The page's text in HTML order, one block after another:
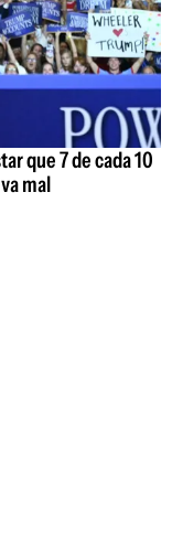
que 7 de cada 10
mal